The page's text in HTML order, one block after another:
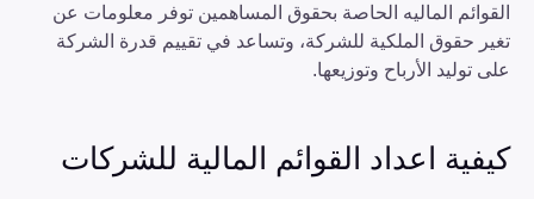
القوائم الماليه الحاصة بحقوق المساهمين توفر معلومات عن
تغير حقوق الملكية للشركة، وتساعد في تقييم قدرة الشركة
على توليد الأرباح وتوزيعها.
كيفية اعداد القوائم المالية للشركات